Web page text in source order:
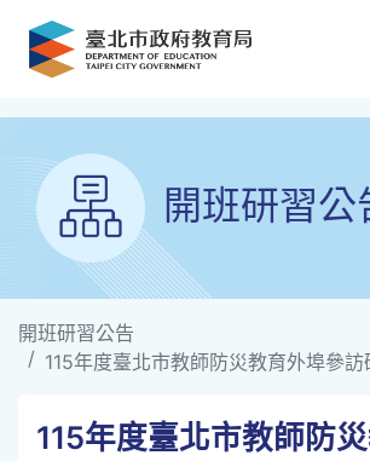
跳到主要內容
開班研習公
開班研習公告
115年度臺北市教師防災教育外埠參
115年度臺北市教師防